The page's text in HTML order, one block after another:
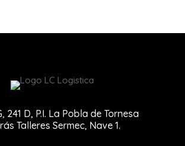
241 D, P.I. La Pobla de Tornesa
Talleres Sermec, Nave 1.